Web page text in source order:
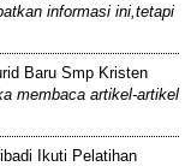
informasi ini,tetapi
Baru Smp Kristen
membaca artikel-artikel
Ikuti Pelatihan